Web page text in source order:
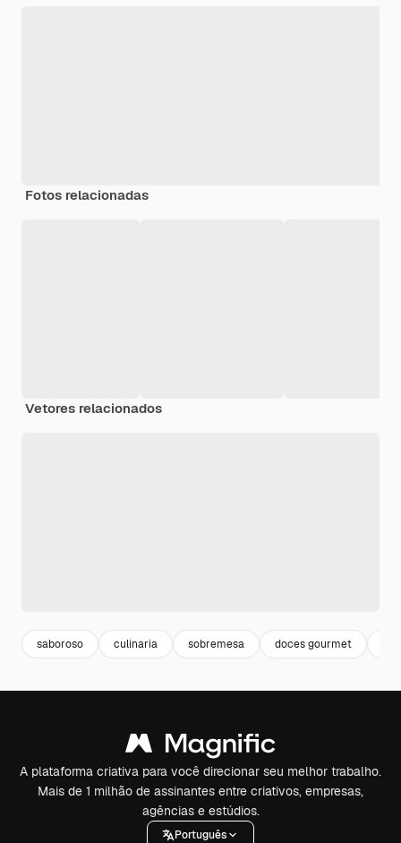
Fotos relacionadas
Vetores relacionados
saboroso culinaria sobremesa doces gourmet
A plataforma criativa para você direcionar seu melhor trabalho.
Mais de 1 milhão de assinantes entre criativos, empresas,
agências e estúdios.
Português